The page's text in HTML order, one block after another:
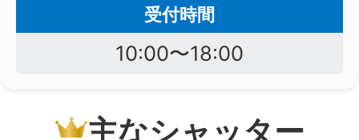
受付時間
10:00〜18:00
主なシャッター